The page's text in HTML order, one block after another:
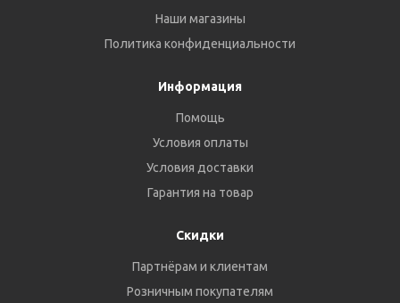
Наши магазины
Политика конфиденциальности
Информация
Помощь
Условия оплаты
Условия доставки
Гарантия на товар
Скидки
Партнёрам и клиентам
Розничным покупателям